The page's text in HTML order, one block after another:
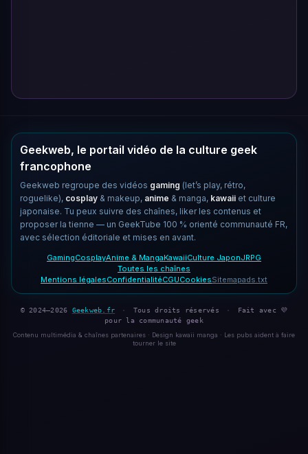
Geekweb, le portail vidéo de la culture geek
francophone
Geekweb regroupe des vidéos gaming (let’s play, rétro,
roguelike), cosplay & makeup, anime & manga, kawaii et culture
japonaise. Tu peux suivre des chaînes, liker les contenus et
proposer la tienne — un GeekTube 100 % orienté communauté FR,
avec sélection éditoriale et mises en avant.
GamingCosplayAnime & MangaKawaiiCulture JaponJRPG
Toutes les chaînes
Mentions légalesConfidentialitéCGUCookiesSitemapads.txt
© 2024–2026 Geekweb.fr · Tous droits réservés ·
Fait avec 💜
pour la communauté geek
Contenu multimédia & chaînes partenaires · Design kawaii manga · Les pubs aident à faire
tourner le site